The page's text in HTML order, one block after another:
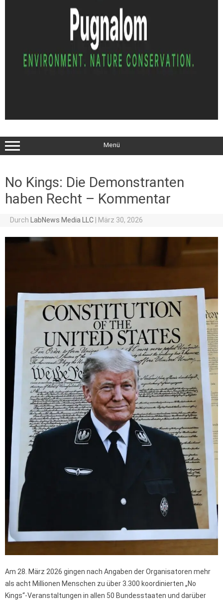
Menü
No Kings: Die Demonstranten
haben Recht – Kommentar
Durch LabNews Media LLC März 30, 2026
Am 28. März 2026 gingen nach Angaben der Organisatoren mehr
als acht Millionen Menschen zu über 3.300 koordinierten „No
Kings“-Veranstaltungen in allen 50 Bundesstaaten und darüber